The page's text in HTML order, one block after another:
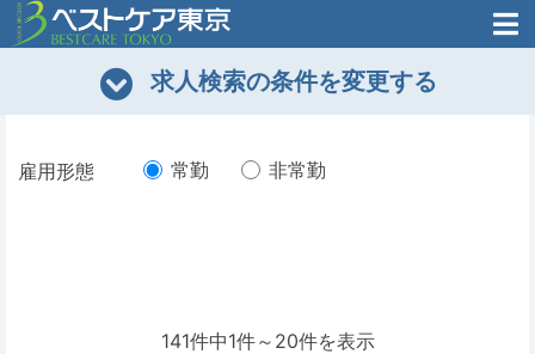
医師がはじめた
医師のための
転職支援のお問い合わせ 無料
求人検索の条件を変更する
雇用形態 常勤 非常勤
141件中1件～20件を表示